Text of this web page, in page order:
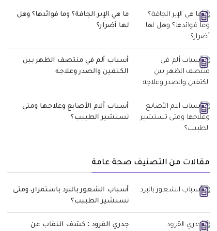
ما هي الإبر الجافة؟ وما فوائدها؟ وهل
لها أضرار؟
أسباب ألم في منتصف الظهر بين
الكتفين والصدر وعلاجه
أسباب آلام الأصابع وعلاجها ومتى
تستشير الطبيب؟
مقالات من التصنيف صحة عامة
أسباب الشعور بالبرد باستمرار، ومتى
تستشير الطبيب؟
جدري القرود : كشف النقاب عن